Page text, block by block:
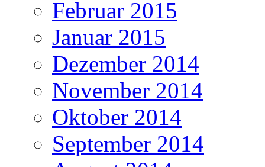
Februar 2015
Januar 2015
Dezember 2014
November 2014
Oktober 2014
September 2014